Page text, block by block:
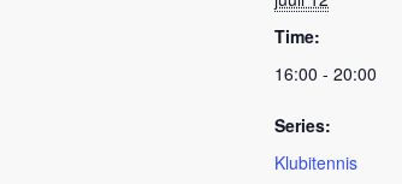
Time:
16:00 - 20:00
Series:
Klubitennis